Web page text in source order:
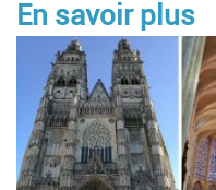
En savoir plus